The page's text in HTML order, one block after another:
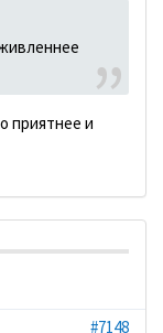
приятнее и
#7148